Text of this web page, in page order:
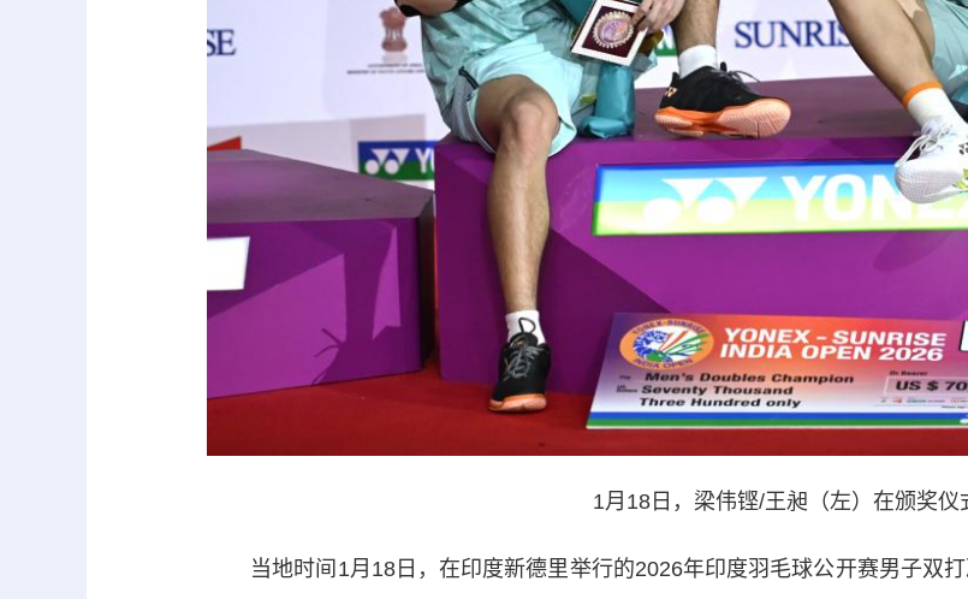
1月18日，梁伟铿/王昶（左）在颁奖仪
当地时间1月18日，在印度新德里举行的2026年印度羽毛球公开赛男子双打